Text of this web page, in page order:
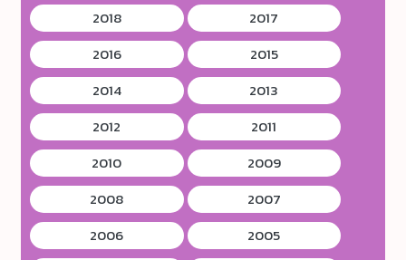
2018
2017
2016
2015
2014
2013
2012
2011
2010
2009
2008
2007
2006
2005